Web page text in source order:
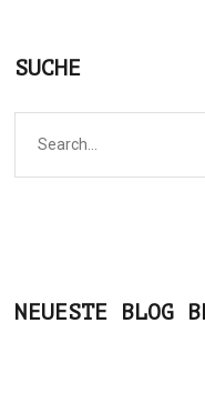
SUCHE
NEUESTE BLOG